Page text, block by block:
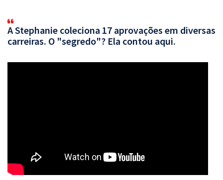
A Stephanie coleciona 17 aprovações em diversas
carreiras. O "segredo"? Ela contou aqui.